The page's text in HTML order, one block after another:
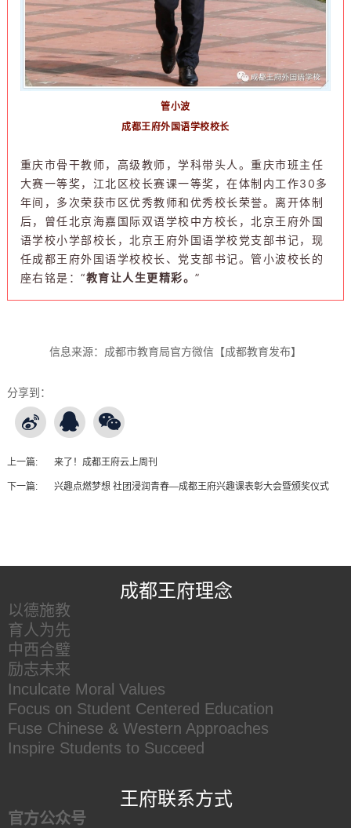
管小波
成都王府外国语学校校长
重庆市骨干教师，高级教师，学科带头人。重庆市班主任
大赛一等奖，江北区校长赛课一等奖，在体制内工作30多
年间，多次荣获市区优秀教师和优秀校长荣誉。离开体制
后，曾任北京海嘉国际双语学校中方校长，北京王府外国
语学校小学部校长，北京王府外国语学校党支部书记，现
任成都王府外国语学校校长、 党支部书记。管小波校长的
座右铭是：“教育让人生更精彩。”
信息来源： 成都市教育局官方微信【成都教育发布】
分享到：
上一篇: 来了！成都王府云上周刊
下一篇: 兴趣点燃梦想 社团浸润青春—成都王府兴趣课表彰大会暨颁奖仪式
成都王府理念
以德施教
育人为先
中西合璧
励志未来
Inculcate Moral Values
Focus on Student Centered Education
Fuse Chinese & Western Approaches
Inspire Students to Succeed
王府联系方式
官方公众号